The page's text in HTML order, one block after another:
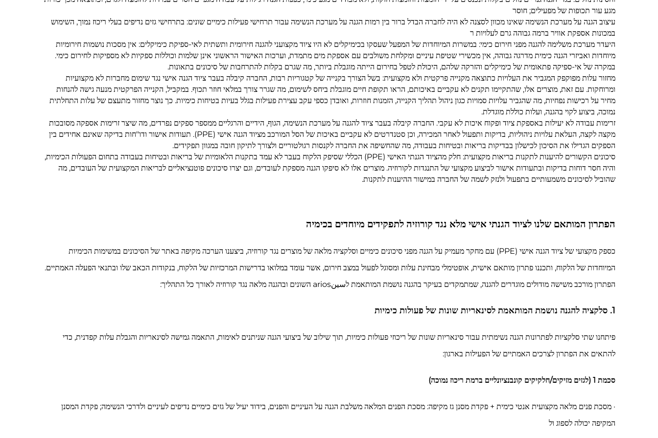
מגע עור תכופות של מפעילים; חוסר
עיצוב הגנה על מערכת הנשימה שאינו מכוון לסצנה לא היה לחברה הבדל ברור בין רמות הגנה על מערכת הנשימה עבור תרחישי פעילות כימיים שונים: בתרחישי גזים נדיפים בעלי ריכוז נמוך, השימוש
במכונות אספקת אוויר ברמה גבוהה גרם לעלויות ר
היעדר מערכת משלימה להגנה מפני חירום כימי: במשרות המיוחדות של המפעל שעסקו בכימיקלים לא היו ציוד מקצועני להגנה חירומית ותשתית לאי-ספיקת כימיקלים: אין מסכות נושמות חירומיות
מיוחדות ואביזרי הגנה כימית מדרגה גבוהה, אין מכשירי שטיפת עיניים ומקלחת משולבים עם אספקת מים מתמדת, וערכות האישור הראשוני אינן שלמות וכוללות ספקיות לא מספיקות לחירום כימי.
במקרה של אי-ספיקה פתאומית של כימיקלים והזרקה שלהם, היכולת לטפל בחירום הייתה מוגבלת ביותר, מה שגרם בקלות להתרחבות של סיכונים בתאונות.
מחזור עלות מפוקפק המגביר את העלויות כתוצאה מקנייה פרקטית ולא מקצועית: בשל הצורך בקנייה של קטגוריות רבות, החברה קיבלה בעבר ציוד הגנה אישי נגד שימום מחברות לא מקצועיות
ומרוחקות. עם זאת, מוצרים אלו, שהתקיימו תקנים לא עקביים באיכותם, הראו תקופת חיים מוגבלת ביחס לשימום, מה שגרר צורך במלאי חוזר תכוף. במקביל, הקנייה הפרקטית מנעה גישה להנחות
מחיר על רכישות נפחיות, מה שהגביר עלויות סמויות כגון ניהול תהליך הקנייה, הזמנות חוזרות, ואובדן כספי עקב עצירת פעילות בגלל בעיות בטיחות כימיות. כך נוצר מחזור מתעצם של עלות התחלתית
נמוכה, ביצוע לקוי בהגנה, ועלות כוללת מוגדלת.
זרימות עבודה לא יעילות באספקת ציוד ופקוח איכות לא עקבי. החברה קיבלה בעבר ציוד להגנה על מערכת הנשימה, הגוף, הידיים והרגליים ממספר ספקים נפרדים, מה שיצר זרימות אספקה מסובכות
מקצה לקצה, העלאת עלויות ניהוליות, בדיקות ותפעול לאחר המכירה, וכן סטנדרטים לא עקביים באיכות של הסל המורכב מציוד הגנה אישי (PPE). תעודות אישור ודו"חות בדיקה שאינם אחידים בין
הספקים הגדילו את הסיכון לכישלון בבדיקות בריאות ובטיחות בעבודה, מה שהחשיפה את החברה לקנסות רגולטוריים ולצורך לתיקון חובה במגוון תפקידים.
סיכונים הקשורים להיענות לתקנות בריאות מקצועית: חלק מהציוד הגנתי האישי (PPE) הכללי שסיפק הלקוח בעבר לא עמד בתקנות הלאומיות של בריאות ובטיחות בעבודה בתחום הפעולות הכימיות,
והיה חסר דוחות בדיקות ובתעודות אישור לביצוע מקצועי של התנגדות לקורוזיה. מוצרים אלו לא סיפקו הגנה מספקת לעובדים, וגם יצרו סיכונים פוטנציאליים לבריאות המקצועית של העובדים, מה
שהוביל לסיכונים משמעותיים בתפעול ולנזק לשמה של החברה במישור ההיענות לתקנות.
הפתרון המותאם שלנו לציוד הגנתי אישי מלא נגד קורוזיה לתפקידים מיוחדים בכימיה
כספק מקצועי של ציוד הגנה אישי (PPE) עם מחקר מעמיק על הגנה מפני סיכונים כימיים וסלקציה מלאה של מוצרים נגד קורוזיה, ביצענו הערכה מקיפה באתר של הסיכונים במשימות הכימיות
המיוחדות של הלקוח, ותכננו פתרון מותאם אישית, אופטימלי מבחינת עלות ומסוגל לפעול במצב חירום, אשר עומד במלואו בדרישות המרכזיות של הלקוח, בנקודות הכאב שלו ובתנאי הפעלה האמתיים.
הפתרון מורכב משישה מודולים מוגדרים להגנה, שמתמקדים בעיקר בהגנה נושמת המותאמת לسينarios השונים ובהגנה מלאה נגד קורוזיה לאורך כל התהליך:
1. סלקציה להגנה נושמת המותאמת לסינאריות שונות של פעולות כימיות
פיתחנו שתי סלקציות לפתרונות הגנה נשימתית עבור סינאריות שונות של ריכוזי פעולות כימיות, תוך שילוב של ביצועי הגנה שניתנים לאימות, התאמה גמישה לסינאריות והגבלת עלות קפדנית, כדי
להתאים את הפתרון לצרכים האמתיים של הפעילות בארגון:
סכמת 1 (לגזים מזיקים/חלקיקים קונבנציונליים ברמת ריכוז נמוכה)
· מסכת פנים מלאה מקצועית אנטי כימית + פקדת מסנן גז מקיפה: מסכת הפנים המלאה משלבת הגנה על העיניים והפנים, בידוד יעיל של גזים כימיים נדיפים לעיניים ולדרכי הנשימה; פקדת המסנן
המקיפה יכולה לספוג ול